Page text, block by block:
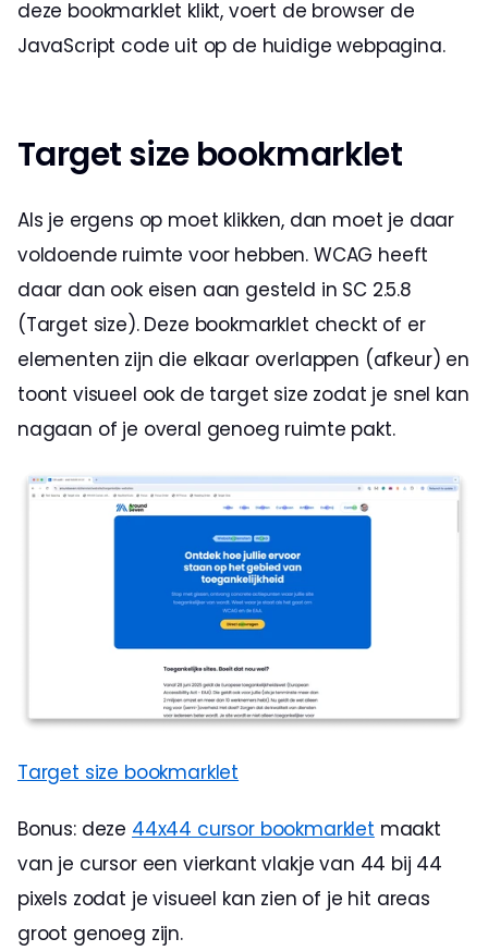
deze bookmarklet klikt, voert de browser de
JavaScript code uit op de huidige webpagina.
Target size bookmarklet
Als je ergens op moet klikken, dan moet je daar
voldoende ruimte voor hebben. WCAG heeft
daar dan ook eisen aan gesteld in SC 2.5.8
(Target size). Deze bookmarklet checkt of er
elementen zijn die elkaar overlappen (afkeur) en
toont visueel ook de target size zodat je snel kan
nagaan of je overal genoeg ruimte pakt.
Target size bookmarklet
Bonus: deze 44x44 cursor bookmarklet maakt
van je cursor een vierkant vlakje van 44 bij 44
pixels zodat je visueel kan zien of je hit areas
groot genoeg zijn.